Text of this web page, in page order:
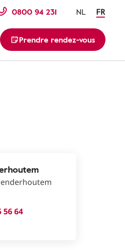
0800 94 231 NL FR
Prendre rendez-vous
56 64